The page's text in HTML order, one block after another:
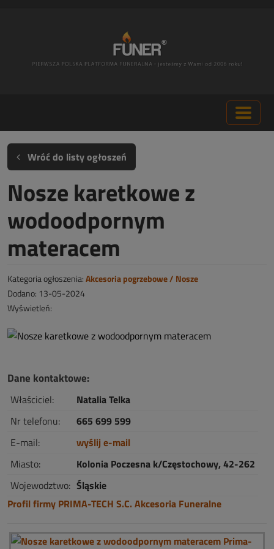
Wróć do listy ogłoszeń
Nosze karetkowe z
wodoodpornym
materacem
Kategoria ogłoszenia:Akcesoria pogrzebowe / Nosze
Dodano: 13-05-2024
Wyświetleń:
Dane kontaktowe:
Właściciel:
Natalia Telka
Nr telefonu:
665 699 599
E-mail:
wyślij e-mail
Miasto:
Kolonia Poczesna k/Częstochowy, 42-262
Wojewodztwo: Śląskie
Profil firmy PRIMA-TECH S.C. Akcesoria Funeralne